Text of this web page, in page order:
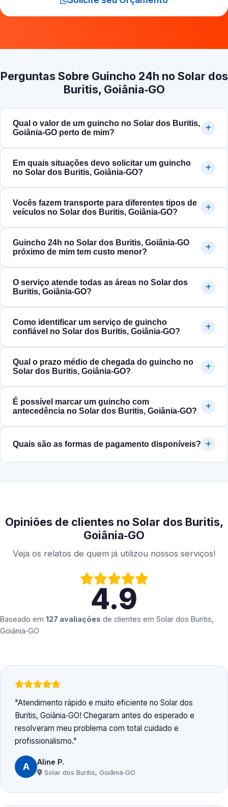
Perguntas Sobre Guincho 24h no Solar dos
Buritis, Goiânia‑GO
Qual o valor de um guincho no Solar dos Buritis,
Goiânia‑GO perto de mim?
Em quais situações devo solicitar um guincho
no Solar dos Buritis, Goiânia‑GO?
Vocês fazem transporte para diferentes tipos de
veículos no Solar dos Buritis, Goiânia‑GO?
Guincho 24h no Solar dos Buritis, Goiânia‑GO
próximo de mim tem custo menor?
O serviço atende todas as áreas no Solar dos
Buritis, Goiânia‑GO?
Como identificar um serviço de guincho
confiável no Solar dos Buritis, Goiânia‑GO?
Qual o prazo médio de chegada do guincho no
Solar dos Buritis, Goiânia‑GO?
É possível marcar um guincho com
antecedência no Solar dos Buritis, Goiânia‑GO?
Quais são as formas de pagamento disponíveis?
Opiniões de clientes no Solar dos Buritis,
Goiânia‑GO
Veja os relatos de quem já utilizou nossos serviços!
4.9
Baseado em 127 avaliações de clientes em Solar dos Buritis,
Goiânia‑GO
Atendimento rápido e muito eficiente no Solar dos
Buritis, Goiânia‑GO! Chegaram antes do esperado e
resolveram meu problema com total cuidado e
profissionalismo.
A Aline P.
Solar dos Buritis, Goiânia‑GO